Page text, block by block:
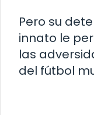
Pero su
innato le
las
del fútbol